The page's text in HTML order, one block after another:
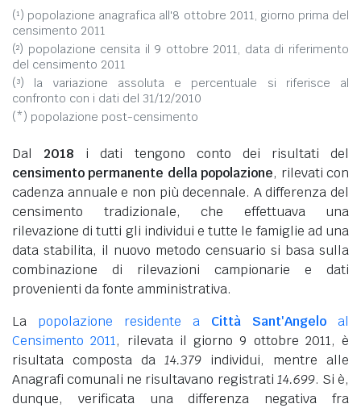
(¹) popolazione anagrafica all'8 ottobre 2011, giorno prima del
censimento 2011
(²) popolazione censita il 9 ottobre 2011, data di riferimento
del censimento 2011
(³) la variazione assoluta e percentuale si riferisce al
confronto con i dati del 31/12/2010
(*) popolazione post-censimento
Dal 2018 i dati tengono conto dei risultati del
censimento permanente della popolazione, rilevati con
cadenza annuale e non più decennale. A differenza del
censimento tradizionale, che effettuava una
rilevazione di tutti gli individui e tutte le famiglie ad una
data stabilita, il nuovo metodo censuario si basa sulla
combinazione di rilevazioni campionarie e dati
provenienti da fonte amministrativa.
La popolazione residente a Città Sant'Angelo al
Censimento 2011, rilevata il giorno 9 ottobre 2011, è
risultata composta da 14.379 individui, mentre alle
Anagrafi comunali ne risultavano registrati 14.699. Si è,
dunque, verificata una differenza negativa fra